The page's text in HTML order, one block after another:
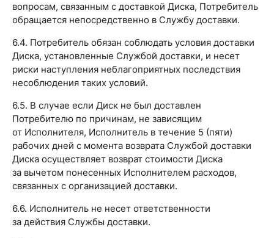
вопросам, связанным с доставкой Диска, Потребитель
обращается непосредственно в Службу доставки.
6.4. Потребитель обязан соблюдать условия доставки
Диска, установленные Службой доставки, и несет
риски наступления неблагоприятных последствия
несоблюдения таких условий.
6.5. В случае если Диск не был доставлен
Потребителю по причинам, не зависящим
от Исполнителя, Исполнитель в течение 5 (пяти)
рабочих дней с момента возврата Службой доставки
Диска осуществляет возврат стоимости Диска
за вычетом понесенных Исполнителем расходов,
связанных с организацией доставки.
6.6. Исполнитель не несет ответственности
за действия Службы доставки.